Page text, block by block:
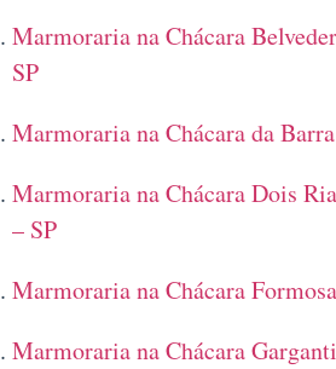
Marmoraria na Chácara
SP
Marmoraria na Chácara da
Marmoraria na Chácara Dois
– SP
Marmoraria na Chácara
Marmoraria na Chácara